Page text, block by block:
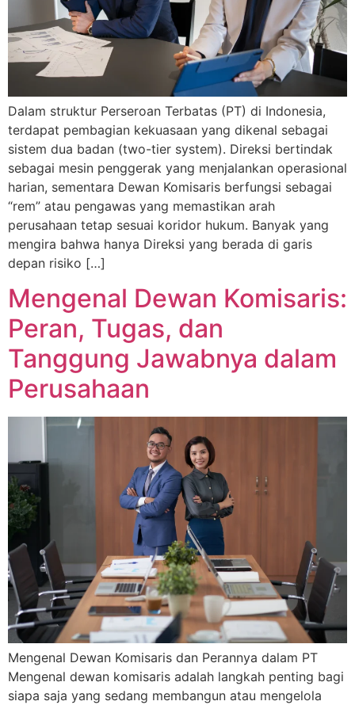
Dalam struktur Perseroan Terbatas (PT) di Indonesia,
terdapat pembagian kekuasaan yang dikenal sebagai
sistem dua badan (two-tier system). Direksi bertindak
sebagai mesin penggerak yang menjalankan operasional
harian, sementara Dewan Komisaris berfungsi sebagai
“rem” atau pengawas yang memastikan arah
perusahaan tetap sesuai koridor hukum. Banyak yang
mengira bahwa hanya Direksi yang berada di garis
depan risiko […]
Mengenal Dewan Komisaris:
Peran, Tugas, dan
Tanggung Jawabnya dalam
Perusahaan
Mengenal Dewan Komisaris dan Perannya dalam PT
Mengenal dewan komisaris adalah langkah penting bagi
siapa saja yang sedang membangun atau mengelola